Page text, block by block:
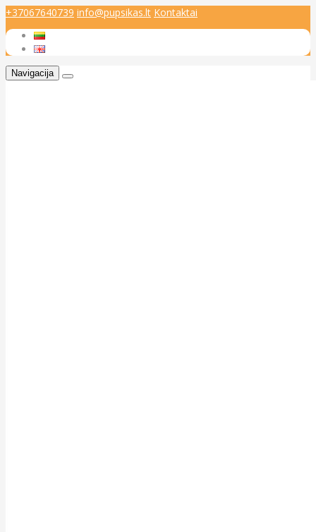
+37067640739 info@pupsikas.lt Kontaktai
Navigacija